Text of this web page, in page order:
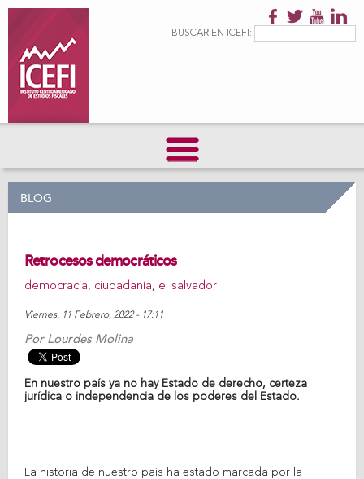
principalFormulario de
BUSCAR EN ICEFI:
BLOG
Retrocesos democráticos
democracia, ciudadanía, el salvador
Viernes, 11 Febrero, 2022 - 17:11
Por Lourdes Molina
En nuestro país ya no hay Estado de derecho, certeza
jurídica o independencia de los poderes del Estado.
La historia de nuestro país ha estado marcada por la